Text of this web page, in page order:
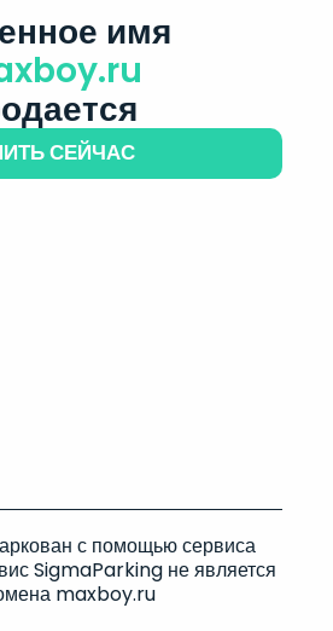
имя
СЕЙЧАС
с помощью сервиса
SigmaParking не является
maxboy.ru